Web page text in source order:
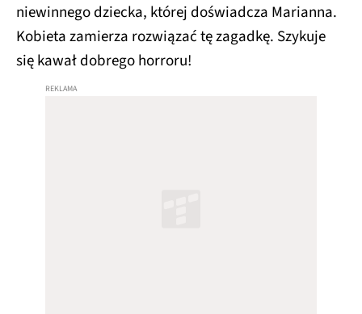
niewinnego dziecka, której doświadcza Marianna.
Kobieta zamierza rozwiązać tę zagadkę. Szykuje
się kawał dobrego horroru!